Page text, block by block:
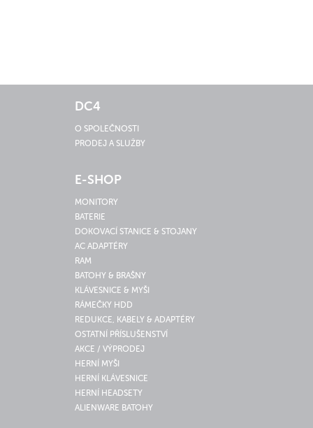
DC4
O SPOLEČNOSTI
PRODEJ A SLUŽBY
E-SHOP
MONITORY
BATERIE
DOKOVACÍ STANICE & STOJANY
AC ADAPTÉRY
RAM
BATOHY & BRAŠNY
KLÁVESNICE & MYŠI
RÁMEČKY HDD
REDUKCE, KABELY & ADAPTÉRY
OSTATNÍ PŘÍSLUŠENSTVÍ
AKCE / VÝPRODEJ
HERNÍ MYŠI
HERNÍ KLÁVESNICE
HERNÍ HEADSETY
ALIENWARE BATOHY